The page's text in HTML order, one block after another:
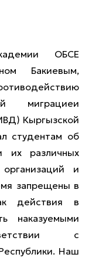
ОБСЕ
Бакиевым,
миграциеи
Кыргызской
студентам об
их различных
и
запрещены в
действия в
наказуемыми
с
Наш